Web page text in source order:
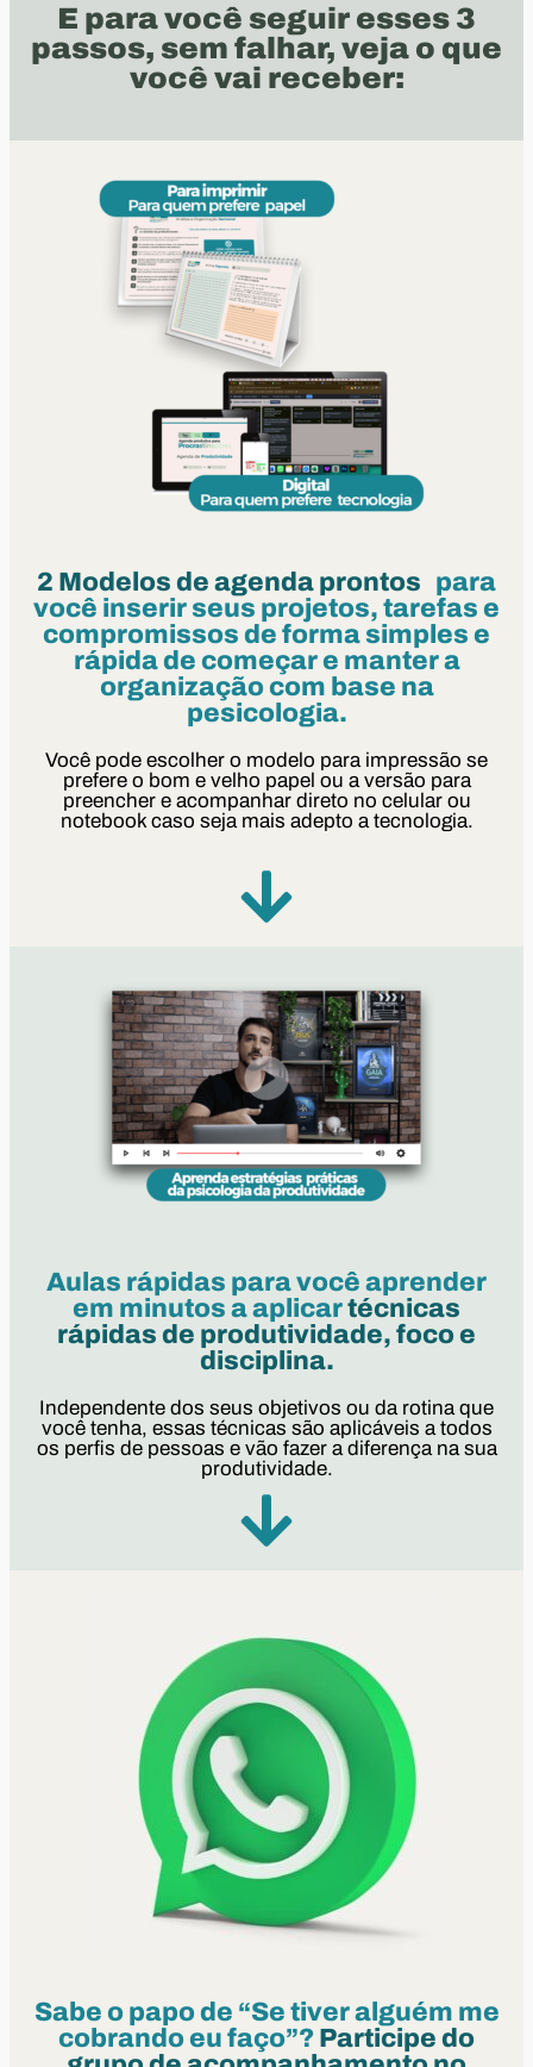
E para você seguir esses 3
passos, sem falhar, veja o que
você vai receber:
2 Modelos de agenda prontos para
você inserir seus projetos, tarefas e
compromissos de forma simples e
rápida de começar e manter a
organização com base na
pesicologia.
Você pode escolher o modelo para impressão se
prefere o bom e velho papel ou a versão para
preencher e acompanhar direto no celular ou
notebook caso seja mais adepto a tecnologia.
Aulas rápidas para você aprender
em minutos a aplicartécnicas
rápidas de produtividade, foco e
disciplina.
Independente dos seus objetivos ou da rotina que
você tenha, essas técnicas são aplicáveis a todos
os perfis de pessoas e vão fazer a diferença na sua
produtividade.
Sabe o papo de “Se tiver alguém me
cobrando eu faço”? Participe do